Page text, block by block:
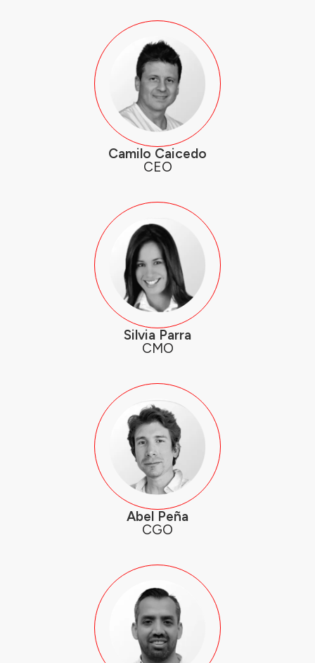
Camilo Caicedo
CEO
Silvia Parra
CMO
Abel Peña
CGO